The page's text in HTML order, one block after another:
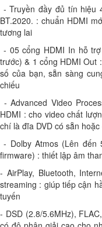
- Truyền đầy đủ tín hiệu
BT.2020. : chuẩn HDMI
tương lai
- 05 cổng HDMI In hỗ
trước) & 1 cổng HDMI Out
số của bạn, sẵn sàng
chiếu
- Advanced Video
HDMI : cho video chất
chí là đĩa DVD có sẵn
- Dolby Atmos (Lên đến
firmware) : thiết lập âm
- AirPlay, Bluetooth,
streaming : giúp tiếp cận
tuyến
- DSD (2.8/5.6MHz),